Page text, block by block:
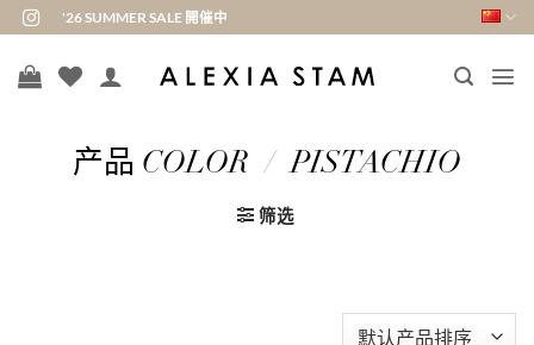
到
'26 SUMMER SALE 開催中
产品 COLOR / PISTACHIO
筛选